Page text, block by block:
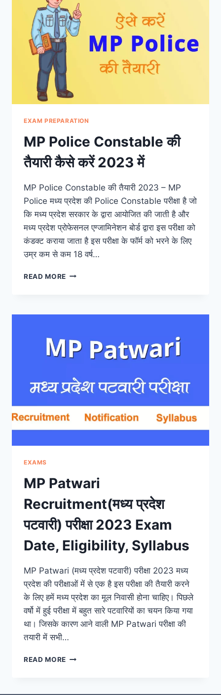
EXAM
PREPARATION,
BOOKS,
TIME?
EXAM PREPARATION
MP Police Constable की
तैयारी कैसे करें 2023 में
MP Police Constable की तैयारी 2023 – MP
Police मध्य प्रदेश की Police Constable परीक्षा है जो
कि मध्य प्रदेश सरकार के द्वारा आयोजित की जाती है और
मध्य प्रदेश प्रोफेसनल एग्जामिनेशन बोर्ड द्वारा इस परीक्षा को
कंडक्ट कराया जाता है इस परीक्षा के फॉर्म को भरने के लिए
उम्र कम से कम 18 वर्ष…
READ MORE MP
तैयारी
2023
में
EXAMS
MP Patwari
Recruitment(मध्य प्रदेश
पटवारी) परीक्षा 2023 Exam
Date, Eligibility, Syllabus
MP Patwari (मध्य प्रदेश पटवारी) परीक्षा 2023 मध्य
प्रदेश की परीक्षाओं में से एक है इस परीक्षा की तैयारी करने
के लिए हमें मध्य प्रदेश का मूल निवासी होना चाहिए। पिछले
वर्षो में हुई परीक्षा में बहुत सारे पटवारियों का चयन किया गया
था। जिसके कारण आने वाली MP Patwari परीक्षा की
तयारी में सभी…
READ MORE MP